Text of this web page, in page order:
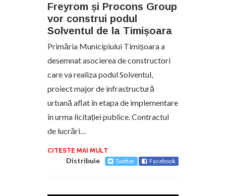
Freyrom și Procons Group
vor construi podul
Solventul de la Timișoara
Primăria Municipiului Timișoara a
desemnat asocierea de constructori
care va realiza podul Solventul,
proiect major de infrastructură
urbană aflat în etapa de implementare
în urma licitației publice. Contractul
de lucrări…
CITESTE MAI MULT
Distribuie Twitter Facebook